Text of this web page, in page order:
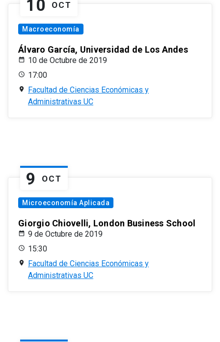
10 OCT
Macroeconomía
Álvaro García, Universidad de Los Andes
10 de Octubre de 2019
17:00
Facultad de Ciencias Económicas y
Administrativas UC
9 OCT
Microeconomía Aplicada
Giorgio Chiovelli, London Business School
9 de Octubre de 2019
15:30
Facultad de Ciencias Económicas y
Administrativas UC